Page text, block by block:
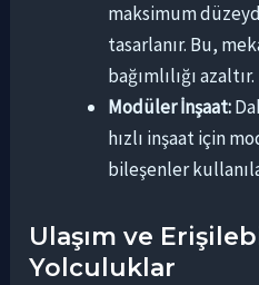
maksimum
tasarlanır. Bu,
bağımlılığı azaltır.
Modüler İnşaat:
hızlı inşaat için
bileşenler
Ulaşım ve
Yolculuklar